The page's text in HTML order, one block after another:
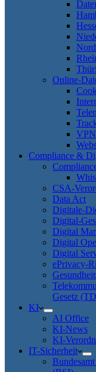
Online-
VPN
Compliance &
CSA-
Data Act
Digitale-
Digital-
Digital
Digital
Digital
ePrivacy-
Gesetz
KI
AI Office
KI-News
KI-
IT-Sicherheit